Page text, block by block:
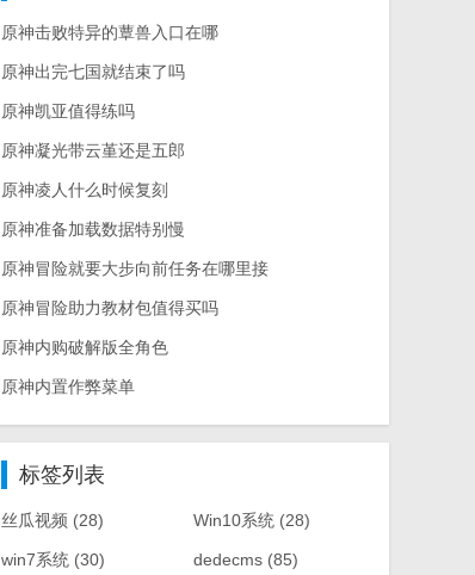
原神击败特异的蕈兽入口在哪
原神出完七国就结束了吗
原神凯亚值得练吗
原神凝光带云堇还是五郎
原神凌人什么时候复刻
原神准备加载数据特别慢
原神冒险就要大步向前任务在哪里接
原神冒险助力教材包值得买吗
原神内购破解版全角色
原神内置作弊菜单
标签列表
丝瓜视频 (28) Win10系统 (28)
win7系统(30) dedecms (85)